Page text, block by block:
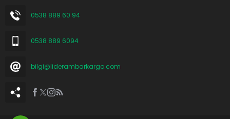
0538 889 60 94
0538 889 6094
bilgi@liderambarkargo.com